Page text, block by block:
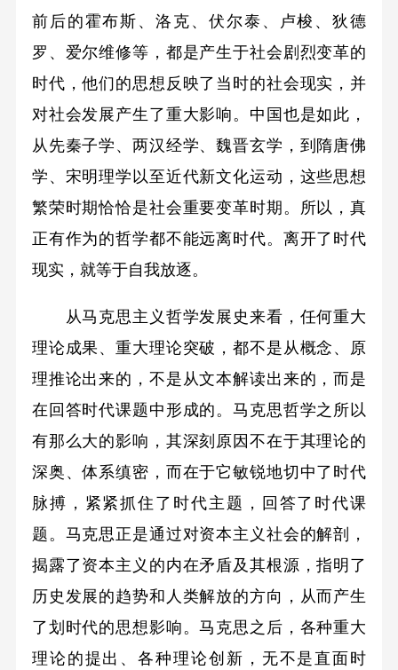
前后的霍布斯、洛克、伏尔泰、卢梭、狄德
罗、爱尔维修等，都是产生于社会剧烈变革的
时代，他们的思想反映了当时的社会现实，并
对社会发展产生了重大影响。中国也是如此，
从先秦子学、两汉经学、魏晋玄学，到隋唐佛
学、宋明理学以至近代新文化运动，这些思想
繁荣时期恰恰是社会重要变革时期。所以，真
正有作为的哲学都不能远离时代。离开了时代
现实，就等于自我放逐。
从马克思主义哲学发展史来看，任何重大
理论成果、重大理论突破，都不是从概念、原
理推论出来的，不是从文本解读出来的，而是
在回答时代课题中形成的。马克思哲学之所以
有那么大的影响，其深刻原因不在于其理论的
深奥、体系缜密，而在于它敏锐地切中了时代
脉搏，紧紧抓住了时代主题，回答了时代课
题。马克思正是通过对资本主义社会的解剖，
揭露了资本主义的内在矛盾及其根源，指明了
历史发展的趋势和人类解放的方向，从而产生
了划时代的思想影响。马克思之后，各种重大
理论的提出、各种理论创新，无不是直面时